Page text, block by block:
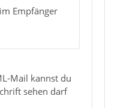
Empfänger
Mail kannst du
sehen darf